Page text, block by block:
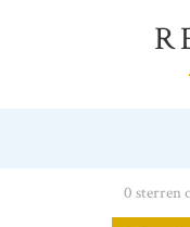
0 sterren